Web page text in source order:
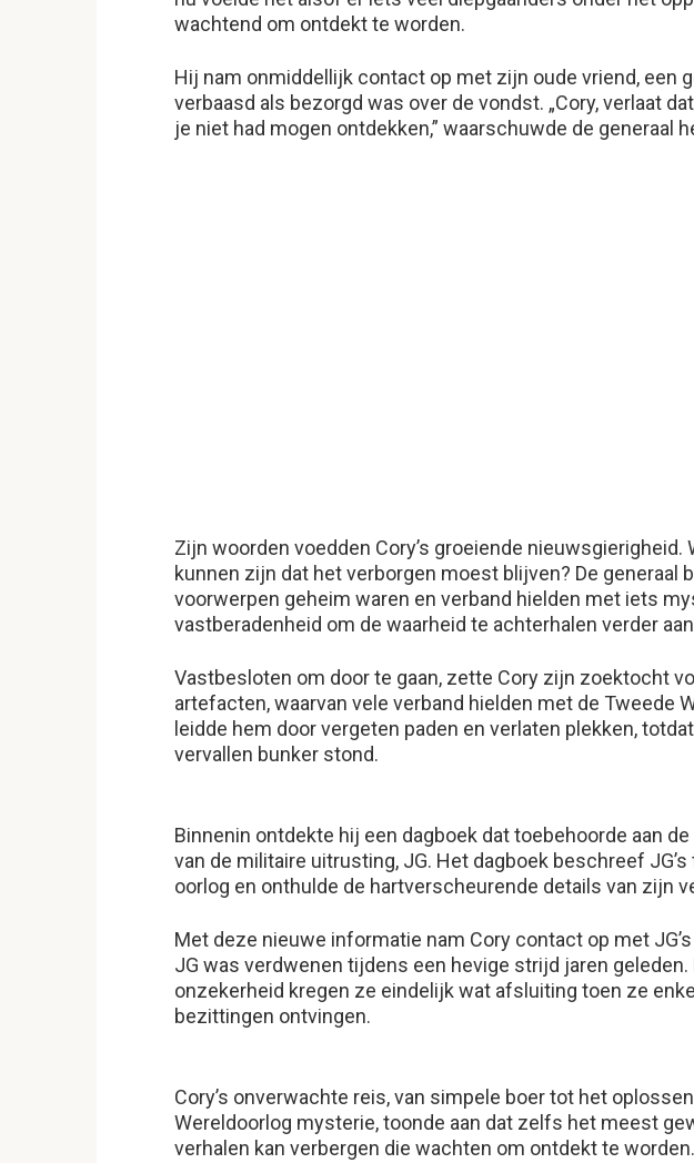
wachtend om ontdekt te worden.
Hij nam onmiddellijk contact op met zijn oude vriend, een
verbaasd als bezorgd was over de vondst. „Cory, verlaat
je niet had mogen ontdekken,” waarschuwde de generaal
Zijn woorden voedden Cory’s groeiende nieuwsgierigheid.
kunnen zijn dat het verborgen moest blijven? De generaal
voorwerpen geheim waren en verband hielden met iets
vastberadenheid om de waarheid te achterhalen verder
Vastbesloten om door te gaan, zette Cory zijn zoektocht
artefacten, waarvan vele verband hielden met de Tweede
leidde hem door vergeten paden en verlaten plekken,
vervallen bunker stond.
Binnenin ontdekte hij een dagboek dat toebehoorde aan
van de militaire uitrusting, JG. Het dagboek beschreef
oorlog en onthulde de hartverscheurende details van zijn
Met deze nieuwe informatie nam Cory contact op met
JG was verdwenen tijdens een hevige strijd jaren geleden.
onzekerheid kregen ze eindelijk wat afsluiting toen ze
bezittingen ontvingen.
Cory’s onverwachte reis, van simpele boer tot het
Wereldoorlog mysterie, toonde aan dat zelfs het meest
verhalen kan verbergen die wachten om ontdekt te worden.